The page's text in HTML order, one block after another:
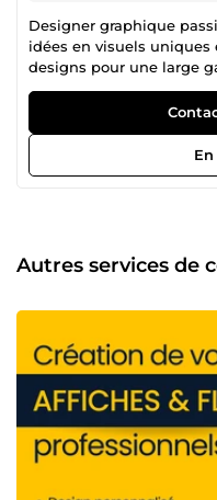
Designer graphique
idées en visuels uniques
designs pour une large
— mugs, cartes de visite,
porte-clés — ainsi que
professionnels comme
couvertures de livres.
professionnelle en
votre public grâce à un
Autres services de